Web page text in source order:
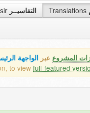
التفاسيــر Translations
المشروع عبر الواجهة
to view full-featured